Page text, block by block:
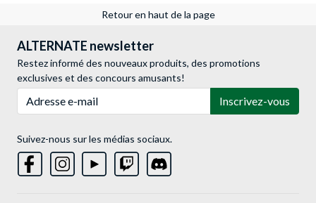
Retour en haut de la page
ALTERNATE newsletter
Restez informé des nouveaux produits, des promotions
exclusives et des concours amusants!
Inscrivez-vous
Suivez-nous sur les médias sociaux.